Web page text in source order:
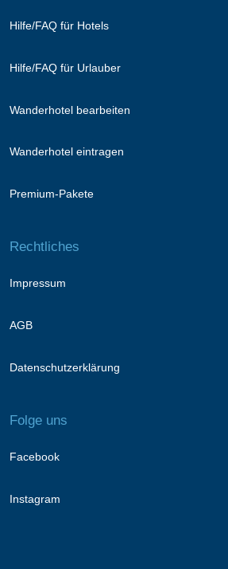
Hilfe/FAQ für Hotels
Hilfe/FAQ für Urlauber
Wanderhotel bearbeiten
Wanderhotel eintragen
Premium-Pakete
Rechtliches
Impressum
AGB
Datenschutzerklärung
Folge uns
Facebook
Instagram